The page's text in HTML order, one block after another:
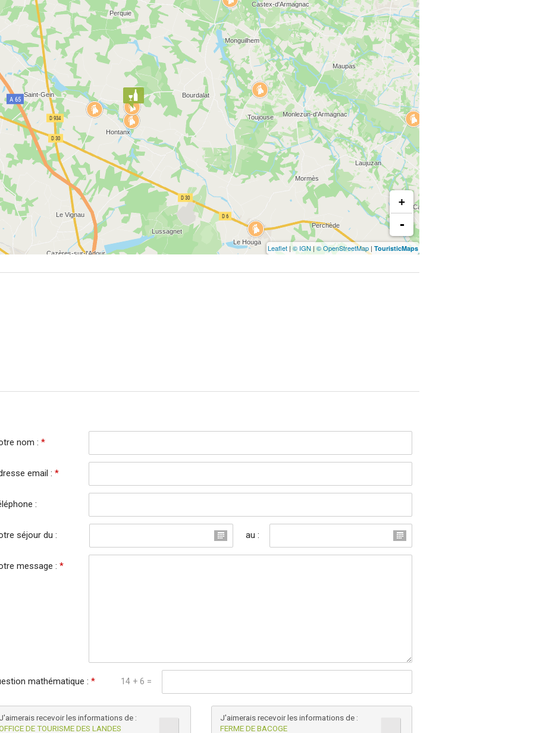
+
-
Leaflet | © IGN | © OpenStreetMap | TouristicMaps
nom :*
email :*
:
séjour du : au :
message :*
mathématique : * 14 + 6 =
J'aimerais recevoir les informations de :
DE TOURISME DES LANDES
J'aimerais recevoir les informations de :
FERME DE BACOGE